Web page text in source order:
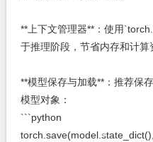
**上下文管理器**：使用
于推理阶段，节省内存和计算
**模型保存与加载**：推荐保
模型对象：
```python